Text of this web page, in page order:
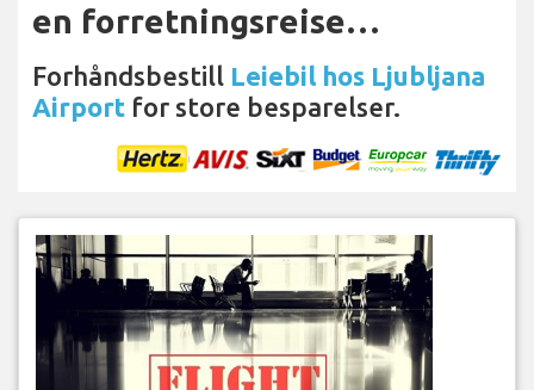
en forretningsreise…
Forhåndsbestill Leiebil hos Ljubljana
Airport for store besparelser.